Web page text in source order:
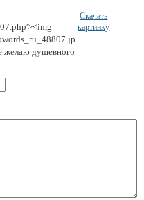
желаю душевного
Скачать
картинку